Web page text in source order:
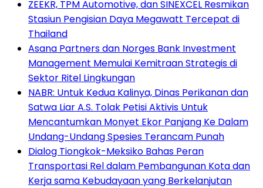
ZEEKR, TPM Automotive, dan SINEXCEL Resmikan
Stasiun Pengisian Daya Megawatt Tercepat di
Thailand
Asana Partners dan Norges Bank Investment
Management Memulai Kemitraan Strategis di
Sektor Ritel Lingkungan
NABR: Untuk Kedua Kalinya, Dinas Perikanan dan
Satwa Liar A.S. Tolak Petisi Aktivis Untuk
Mencantumkan Monyet Ekor Panjang Ke Dalam
Undang-Undang Spesies Terancam Punah
Dialog Tiongkok-Meksiko Bahas Peran
Transportasi Rel dalam Pembangunan Kota dan
Kerja sama Kebudayaan yang Berkelanjutan